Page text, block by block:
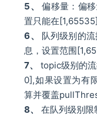
5、
偏移量：偏
置只能在
6、
队列级别的
息，设置范围
7、
topic级别的
0],如果设置为有
算并覆盖
8、
在队列级别